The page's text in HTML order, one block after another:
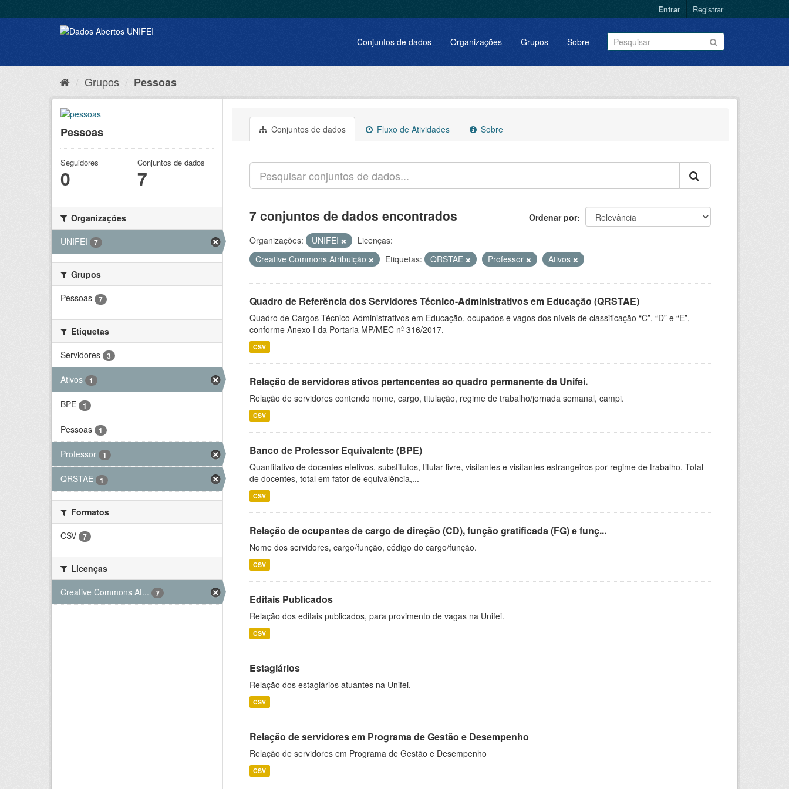
Entrar Registrar
Conjuntos de dados Organizações Grupos Sobre
Grupos Pessoas
Pessoas
Seguidores
0
Conjuntos de dados
7
Organizações
UNIFEI
7
Grupos
Pessoas
7
Etiquetas
Servidores
3
Ativos 1
BPE 1
Pessoas 1
Professor 1
QRSTAE 1
Formatos
CSV
7
Licenças
Creative Commons At...
7
Conjuntos de dados Fluxo de Atividades Sobre
Ordenar por
7 conjuntos de dados encontrados
Organizações: UNIFEI
Licenças:
Creative Commons Atribuição
Etiquetas: QRSTAE Professor Ativos
Quadro de Referência dos Servidores Técnico-Administrativos em Educação (QRSTAE)
Quadro de Cargos Técnico-Administrativos em Educação, ocupados e vagos dos níveis de classificação “C”, “D” e “E”,
conforme Anexo I da Portaria MP/MEC nº 316/2017.
CSV
Relação de servidores ativos pertencentes ao quadro permanente da Unifei.
Relação de servidores contendo nome, cargo, titulação, regime de trabalho/jornada semanal, campi.
CSV
Banco de Professor Equivalente (BPE)
Quantitativo de docentes efetivos, substitutos, titular-livre, visitantes e visitantes estrangeiros por regime de trabalho. Total
de docentes, total em fator de equivalência,...
CSV
Relação de ocupantes de cargo de direção (CD), função gratificada (FG) e funç...
Nome dos servidores, cargo/função, código do cargo/função.
CSV
Editais Publicados
Relação dos editais publicados, para provimento de vagas na Unifei.
CSV
Estagiários
Relação dos estagiários atuantes na Unifei.
CSV
Relação de servidores em Programa de Gestão e Desempenho
Relação de servidores em Programa de Gestão e Desempenho
CSV